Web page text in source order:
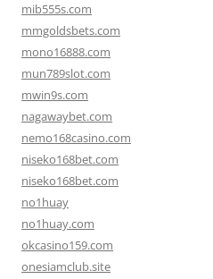
mib555s.com
mmgoldsbets.com
mono16888.com
mun789slot.com
mwin9s.com
nagawaybet.com
nemo168casino.com
niseko168bet.com
niseko168bet.com
no1huay
no1huay.com
okcasino159.com
onesiamclub.site